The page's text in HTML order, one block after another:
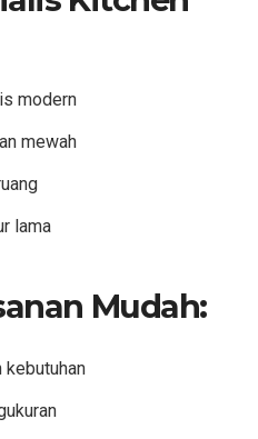
modern
mewah
lama
Mudah:
kebutuhan